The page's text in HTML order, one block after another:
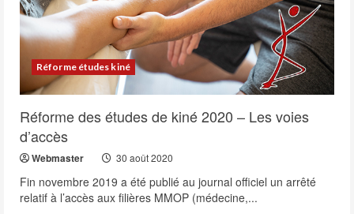
Réforme études kiné
Réforme des études de kiné 2020 – Les voies
d’accès
Webmaster 30 août 2020
Fin novembre 2019 a été publié au journal officiel un arrêté
relatif à l’accès aux filières MMOP (médecine,...